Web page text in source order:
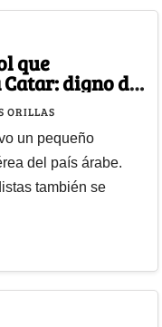
que
digno de
ORILLAS
un pequeño
del país árabe.
también se